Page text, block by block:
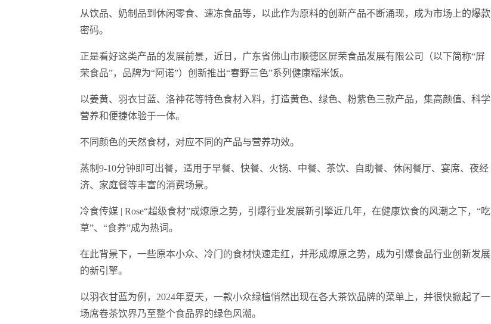
从饮品、奶制品到休闲零食、速冻食品等，以此作为原料的创新产品不断涌现，成为市场上的爆款
密码。
正是看好这类产品的发展前景，近日，广东省佛山市顺德区屏荣食品发展有限公司（以下简称“屏
荣食品”，品牌为“阿诺”）创新推出“春野三色”系列健康糯米饭。
以姜黄、羽衣甘蓝、洛神花等特色食材入料，打造黄色、绿色、粉紫色三款产品，集高颜值、科学
营养和便捷体验于一体。
不同颜色的天然食材，对应不同的产品与营养功效。
蒸制9-10分钟即可出餐，适用于早餐、快餐、火锅、中餐、茶饮、自助餐、休闲餐厅、宴席、夜经
济、家庭餐等丰富的消费场景。
冷食传媒 | Rose“超级食材”成燎原之势，引爆行业发展新引擎近几年，在健康饮食的风潮之下，“吃
草”、“食养”成为热词。
在此背景下，一些原本小众、冷门的食材快速走红，并形成燎原之势，成为引爆食品行业创新发展
的新引擎。
以羽衣甘蓝为例，2024年夏天，一款小众绿植悄然出现在各大茶饮品牌的菜单上，并很快掀起了一
场席卷茶饮界乃至整个食品界的绿色风潮。